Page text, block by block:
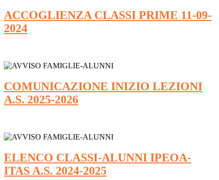
ACCOGLIENZA CLASSI PRIME 11-09-
2024
COMUNICAZIONE INIZIO LEZIONI
A.S. 2025-2026
ELENCO CLASSI-ALUNNI IPEOA-
ITAS A.S. 2024-2025